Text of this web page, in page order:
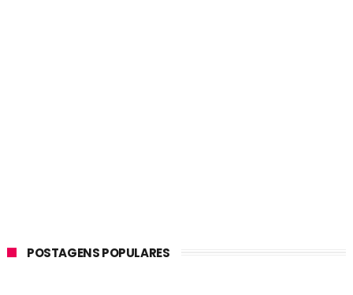
POSTAGENS POPULARES